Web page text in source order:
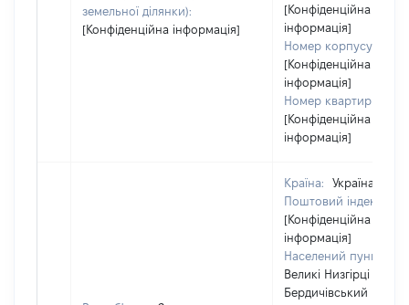
земельної ділянки):
[Конфіденційна інформація]
[Конфіденційна
інформація]
Номер корпусу:
[Конфіденційна
інформація]
Номер квартири:
[Конфіденційна
інформація]
Країна:
Україна
Поштовий індекс:
[Конфіденційна
інформація]
Населений пункт:
Великі Низгірці /
Бердичівський район